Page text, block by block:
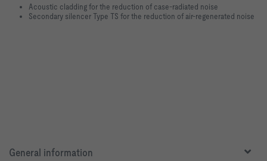
Acoustic cladding for the reduction of case-radiated noise
Secondary silencer Type TS for the reduction of air-regenerated noise
General information